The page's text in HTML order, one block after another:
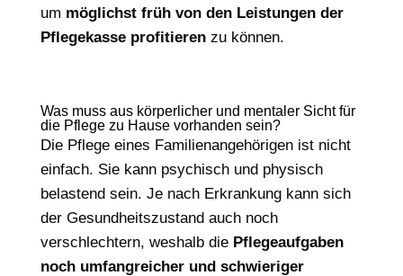
um möglichst früh von den Leistungen der
Pflegekasse profitierenzu können.
Was muss aus körperlicher und mentaler Sicht für
die Pflege zu Hause vorhanden sein?
Die Pflege eines Familienangehörigen ist nicht
einfach. Sie kann psychisch und physisch
belastend sein. Je nach Erkrankung kann sich
der Gesundheitszustand auch noch
verschlechtern, weshalb die Pflegeaufgaben
noch umfangreicher und schwieriger